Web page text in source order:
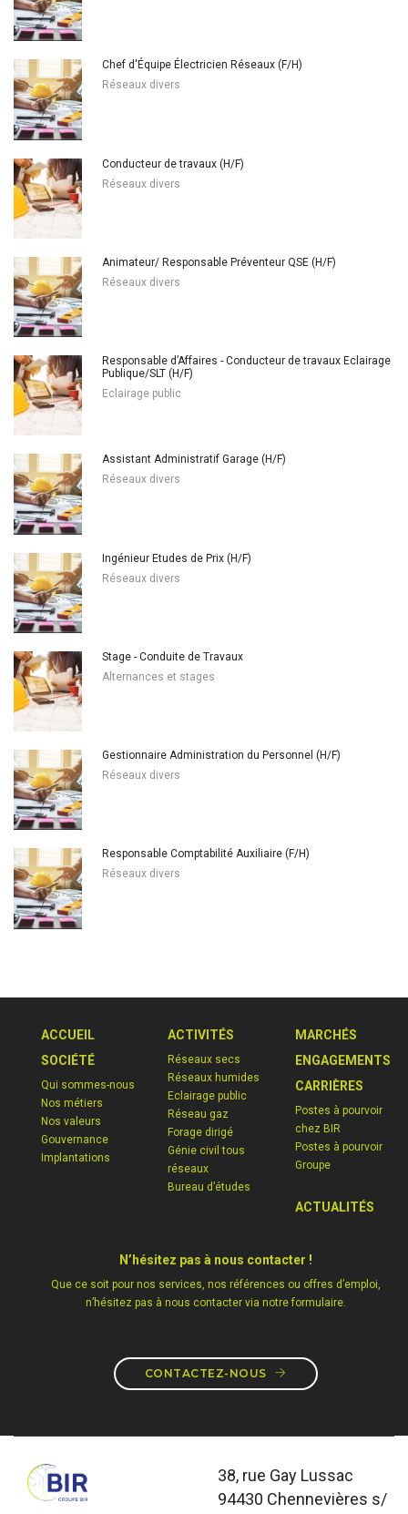
Chef d'Équipe Électricien Réseaux (F/H)
Réseaux divers
Conducteur de travaux (H/F)
Réseaux divers
Animateur/ Responsable Préventeur QSE (H/F)
Réseaux divers
Responsable d’Affaires - Conducteur de travaux Eclairage
Publique/SLT (H/F)
Eclairage public
Assistant Administratif Garage (H/F)
Réseaux divers
Ingénieur Etudes de Prix (H/F)
Réseaux divers
Stage - Conduite de Travaux
Alternances et stages
Gestionnaire Administration du Personnel (H/F)
Réseaux divers
Responsable Comptabilité Auxiliaire (F/H)
Réseaux divers
ACCUEIL
SOCIÉTÉ
Qui sommes-nous
Nos métiers
Nos valeurs
Gouvernance
Implantations
ACTIVITÉS
Réseaux secs
Réseaux humides
Eclairage public
Réseau gaz
Forage dirigé
Génie civil tous
réseaux
Bureau d’études
MARCHÉS
ENGAGEMENTS
CARRIÈRES
Postes à pourvoir
chez BIR
Postes à pourvoir
Groupe
ACTUALITÉS
N’hésitez pas à nous contacter !
Que ce soit pour nos services, nos références ou offres d’emploi,
n’hésitez pas à nous contacter via notre formulaire.
CONTACTEZ-NOUS
38, rue Gay Lussac
94430 Chennevières s/